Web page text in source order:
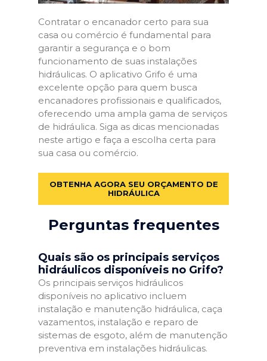
Contratar o encanador certo para sua
casa ou comércio é fundamental para
garantir a segurança e o bom
funcionamento de suas instalações
hidráulicas. O aplicativo Grifo é uma
excelente opção para quem busca
encanadores profissionais e qualificados,
oferecendo uma ampla gama de serviços
de hidráulica. Siga as dicas mencionadas
neste artigo e faça a escolha certa para
sua casa ou comércio.
OBTENHA AGORA SEU ORÇAMENTO DE
HIDRÁULICA
Perguntas frequentes
Quais são os principais serviços
hidráulicos disponíveis no Grifo?
Os principais serviços hidráulicos
disponíveis no aplicativo incluem
instalação e manutenção hidráulica, caça
vazamentos, instalação e reparo de
sistemas de esgoto, além de manutenção
preventiva em instalações hidráulicas.